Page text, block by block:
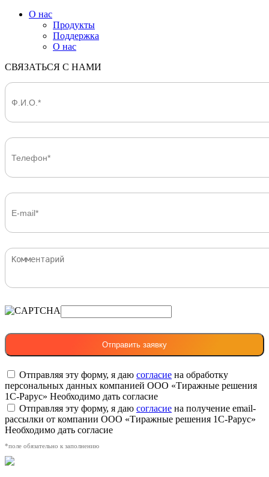
О нас
Продукты
Поддержка
О нас
СВЯЗАТЬСЯ С НАМИ
Отправляя эту форму, я даю согласие на обработку
персональных данных компанией ООО «Тиражные решения
1С-Рарус» Необходимо дать согласие
Отправляя эту форму, я даю согласие на получение email-
рассылки от компании ООО «Тиражные решения 1С-Рарус»
Необходимо дать согласие
*поле обязательно к заполнению